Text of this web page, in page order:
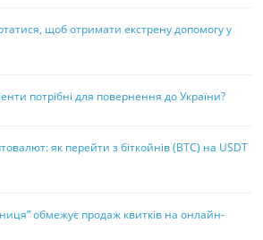
щоб отримати екстрену допомогу у
потрібні для повернення до України?
як перейти з біткойнів (BTC) на USDT
обмежує продаж квитків на онлайн-